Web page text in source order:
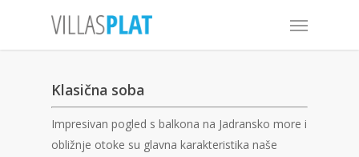
Klasična soba
Impresivan pogled s balkona na Jadransko more i
obližnje otoke su glavna karakteristika naše